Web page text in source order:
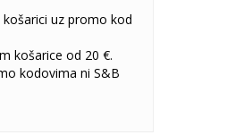
uz promo kod
košarice od 20 €.
kodovima ni S&B